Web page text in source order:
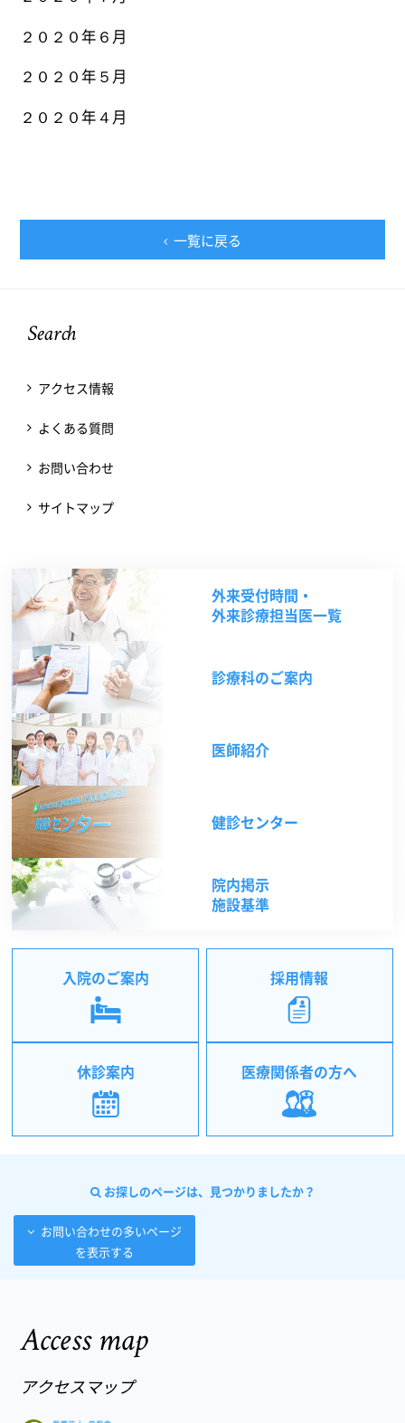
２０２０年６月
２０２０年５月
２０２０年４月
一覧に戻る
Search
アクセス情報
よくある質問
お問い合わせ
サイトマップ
外来受付時間・
外来診療担当医一覧
診療科のご案内
医師紹介
健診センター
院内掲示
施設基準
入院のご案内 採用情報
休診案内 医療関係者の方へ
お探しのページは、見つかりましたか？
お問い合わせの多いページ
を表示する
Access map
アクセスマップ